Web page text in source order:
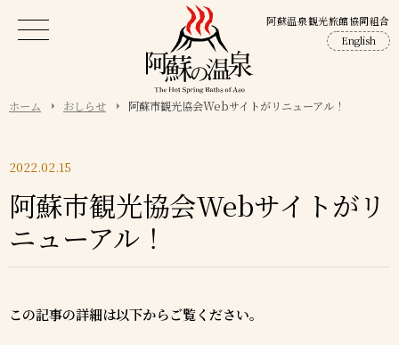
阿蘇温泉観光旅館協同組合
English
ホーム おしらせ 阿蘇市観光協会Webサイトがリニューアル！
2022.02.15
阿蘇市観光協会Webサイトがリ
ニューアル！
この記事の詳細は以下からご覧ください。